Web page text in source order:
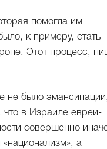
помогла им
к примеру, стать
Этот процесс,
не было эмансипации,
что в Израиле евреи-
совершенно
а